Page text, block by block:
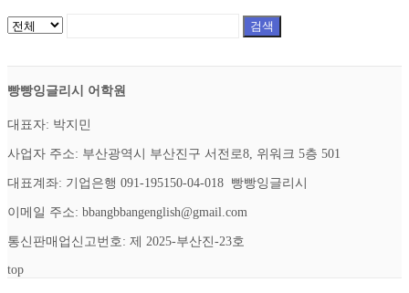
검색
빵빵잉글리시 어학원
대표자: 박지민
사업자 주소: 부산광역시 부산진구 서전로8, 위워크 5층 501
대표계좌: 기업은행 091-195150-04-018 빵빵잉글리시
이메일 주소: bbangbbangenglish@gmail.com
통신판매업신고번호: 제 2025-부산진-23호
top